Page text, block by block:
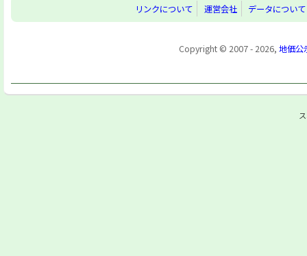
リンクについて 運営会社 データについて
Copyright © 2007 - 2026, 地価公